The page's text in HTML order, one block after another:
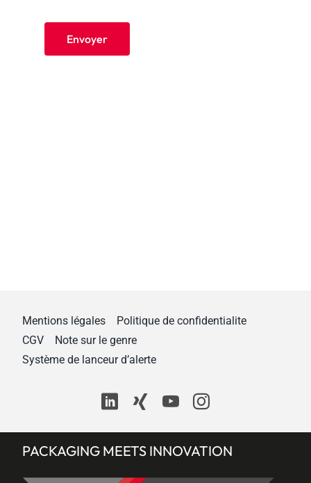
Envoyer
Mentions légales
Politique de confidentialite
CGV
Note sur le genre
Système de lanceur d’alerte
PACKAGING MEETS INNOVATION